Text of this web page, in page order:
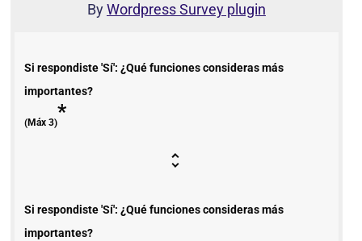
ByWordpress Survey plugin
Si respondiste 'Sí': ¿Qué funciones consideras más
importantes?
(Máx 3)*
Si respondiste 'Sí': ¿Qué funciones consideras más
importantes?